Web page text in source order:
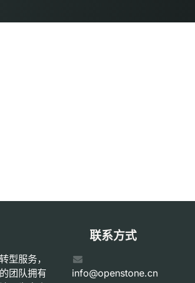
型服务，
团队拥有
联系方式
info@openstone.cn